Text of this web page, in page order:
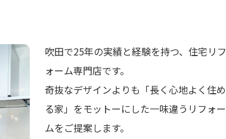
吹田で25年の実績と経験を持つ、住宅リフ
ォーム専門店です。
奇抜なデザインよりも「長く心地よく住め
る家」をモットーにした一味違うリフォー
ムをご提案します。